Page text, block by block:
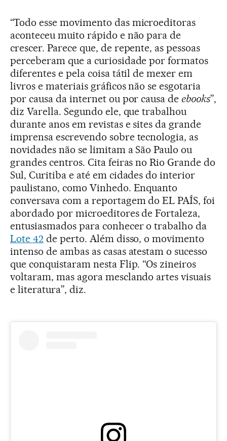
“Todo esse movimento das microeditoras
aconteceu muito rápido e não para de
crescer. Parece que, de repente, as pessoas
perceberam que a curiosidade por formatos
diferentes e pela coisa tátil de mexer em
livros e materiais gráficos não se esgotaria
por causa da internet ou por causa deebooks”,
diz Varella. Segundo ele, que trabalhou
durante anos em revistas e sites da grande
imprensa escrevendo sobre tecnologia, as
novidades não se limitam a São Paulo ou
grandes centros. Cita feiras no Rio Grande do
Sul, Curitiba e até em cidades do interior
paulistano, como Vinhedo. Enquanto
conversava com a reportagem do EL PAÍS, foi
abordado por microeditores de Fortaleza,
entusiasmados para conhecer o trabalho da
Lote 42 de perto. Além disso, o movimento
intenso de ambas as casas atestam o sucesso
que conquistaram nesta Flip. “Os zineiros
voltaram, mas agora mesclando artes visuais
e literatura”, diz.